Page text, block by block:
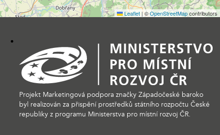
Leaflet |©OpenStreetMapcontributors
Projekt Marketingová podpora značky Západočeské baroko
byl realizován za přispění prostředků státního rozpočtu České
republiky z programu Ministerstva pro místní rozvoj ČR.